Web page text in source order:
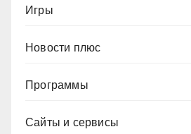
Игры
Новости плюс
Программы
Сайты и сервисы